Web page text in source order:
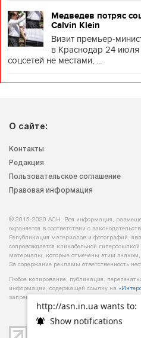
http://asn.in.ua wants to:
Show notifications
Медведев потряс
Calvin Klein
Визит премьер-
в Краснодар 24
соцсетей не местами, ...
О сайте:
Контакты
Редакция
Пользовательское соглашение
Правовая информация
© 2015-2020 АСН. Вся информация,
охраняется в соответствии с
Републикация материалов и фотографий,
сопровождается кликабельной
материалы, которые отмечены этим
За содержание рекламы ответственность
Любое копирование, публикация,
информации, содержащей ссылку на
запрещается.